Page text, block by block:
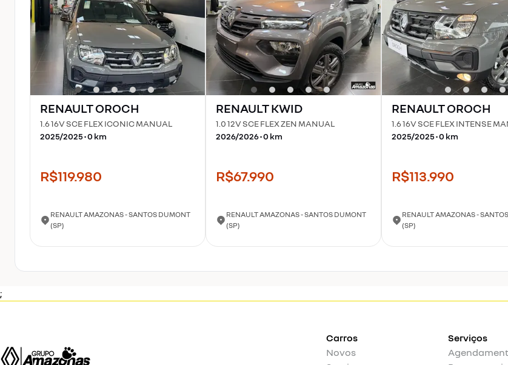
RENAULTOROCH
1.6 16V SCE FLEX ICONIC MANUAL
2025/2025•0km
R$119.980
RENAULT AMAZONAS - SANTOS DUMONT
(SP)
RENAULTKWID
1.0 12V SCE FLEX ZEN MANUAL
2026/2026•0km
R$67.990
RENAULT AMAZONAS - SANTOS DUMONT
(SP)
RENAULTOROCH
1.6 16V SCE FLEX INTENSE
2025/2025•0km
R$113.990
RENAULT AMAZONAS -
(SP)
;
Carros
Novos
Serviços